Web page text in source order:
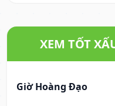
XEM TỐT
Giờ Hoàng Đạo